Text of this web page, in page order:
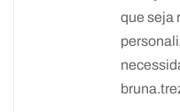
que seja